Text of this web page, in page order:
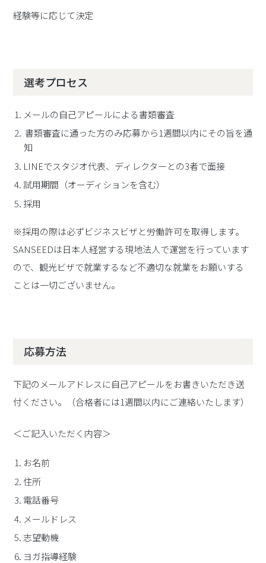
経験等に応じて決定
選考プロセス
メールの自己アピールによる書類審査
書類審査に通った方のみ応募から1週間以内にその旨を通
知
LINEでスタジオ代表、ディレクターとの3者で面接
試用期間（オーディションを含む）
採用
※採用の際は必ずビジネスビザと労働許可を取得します。
SANSEEDは日本人経営する現地法人で運営を行っています
ので、観光ビザで就業するなど不適切な就業をお願いする
ことは一切ございません。
応募方法
下記のメールアドレスに自己アピールをお書きいただき送
付ください。（合格者には1週間以内にご連絡いたします）
＜ご記入いただく内容＞
お名前
住所
電話番号
メールドレス
志望動機
ヨガ指導経験